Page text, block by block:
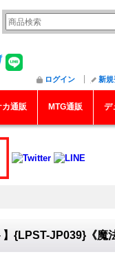
ログイン 新規
カ通販 MTG通販 デ
{LPST-JP039}《魔